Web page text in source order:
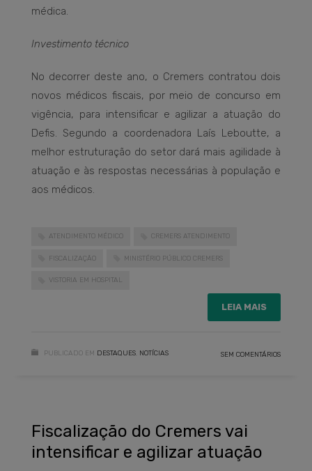
médica.
Investimento técnico
No decorrer deste ano, o Cremers contratou dois
novos médicos fiscais, por meio de concurso em
vigência, para intensificar e agilizar a atuação do
Defis. Segundo a coordenadora Laís Leboutte, a
melhor estruturação do setor dará mais agilidade à
atuação e às respostas necessárias à população e
aos médicos.
ATENDIMENTO MÉDICO CREMERS ATENDIMENTO
FISCALIZAÇÃO MINISTÉRIO PÚBLICO CREMERS
VISTORIA EM HOSPITAL
LEIA MAIS
PUBLICADO EM DESTAQUES NOTÍCIAS SEM COMENTÁRIOS
Fiscalização do Cremers vai
intensificar e agilizar atuação